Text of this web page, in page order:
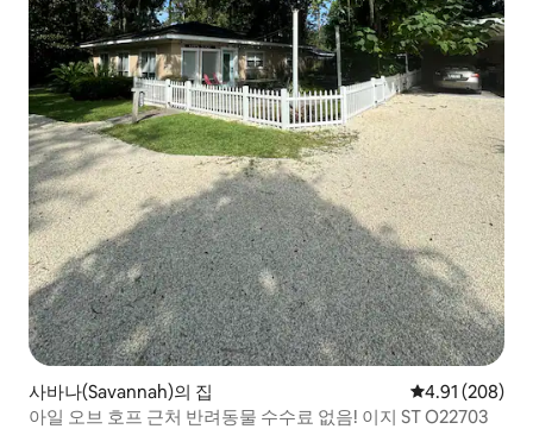
사바나(Savannah)의 집 평점 4.91점(5
4.91 (208)
아일 오브 호프 근처 반려동물 수수료 없음! 이지 ST O22703